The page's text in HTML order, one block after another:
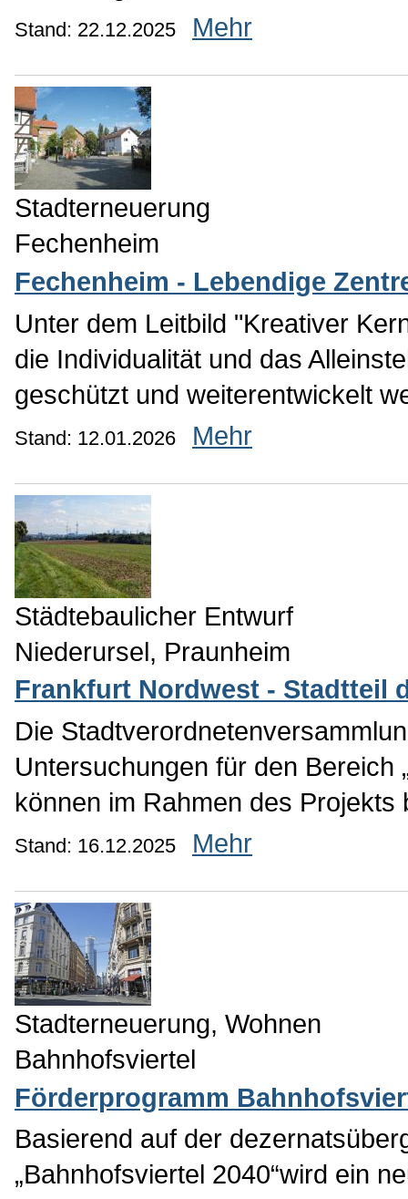
Stand: 22.12.2025 Mehr
Stadterneuerung
Fechenheim
Fechenheim - Lebendige
Unter dem Leitbild "Kreativer
die Individualität und das
geschützt und weiterentwickelt
Stand: 12.01.2026 Mehr
Städtebaulicher Entwurf
Niederursel, Praunheim
Frankfurt Nordwest - Stadtteil
Die
Untersuchungen für den Bereich
können im Rahmen des
Stand: 16.12.2025 Mehr
Stadterneuerung, Wohnen
Bahnhofsviertel
Förderprogramm
Basierend auf der
„Bahnhofsviertel 2040“wird ein